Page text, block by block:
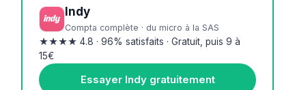
Indy
Compta complète · du micro à la SAS
★★★★ 4.8 · 96% satisfaits · Gratuit, puis 9 à
15€
Essayer Indy gratuitement